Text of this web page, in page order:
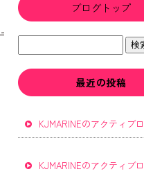
ブログトップ
最近の投稿